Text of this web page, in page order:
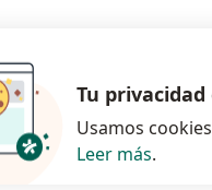
Polska
Tu
Usamos
Leer más.